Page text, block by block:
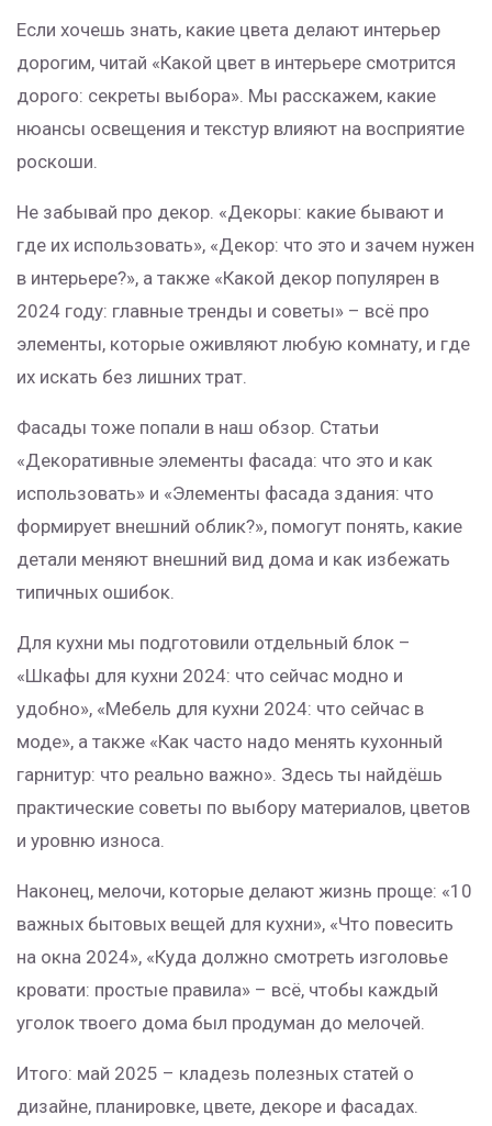
Если хочешь знать, какие цвета делают интерьер
дорогим, читай «Какой цвет в интерьере смотрится
дорого: секреты выбора». Мы расскажем, какие
нюансы освещения и текстур влияют на восприятие
роскоши.
Не забывай про декор. «Декоры: какие бывают и
где их использовать», «Декор: что это и зачем нужен
в интерьере?», а также «Какой декор популярен в
2024 году: главные тренды и советы» – всё про
элементы, которые оживляют любую комнату, и где
их искать без лишних трат.
Фасады тоже попали в наш обзор. Статьи
«Декоративные элементы фасада: что это и как
использовать» и «Элементы фасада здания: что
формирует внешний облик?», помогут понять, какие
детали меняют внешний вид дома и как избежать
типичных ошибок.
Для кухни мы подготовили отдельный блок –
«Шкафы для кухни 2024: что сейчас модно и
удобно», «Мебель для кухни 2024: что сейчас в
моде», а также «Как часто надо менять кухонный
гарнитур: что реально важно». Здесь ты найдёшь
практические советы по выбору материалов, цветов
и уровню износа.
Наконец, мелочи, которые делают жизнь проще: «10
важных бытовых вещей для кухни», «Что повесить
на окна 2024», «Куда должно смотреть изголовье
кровати: простые правила» – всё, чтобы каждый
уголок твоего дома был продуман до мелочей.
Итого: май 2025 – кладезь полезных статей о
дизайне, планировке, цвете, декоре и фасадах.